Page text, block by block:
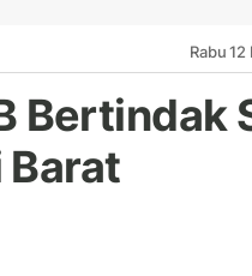
Rabu
Bertindak
Barat